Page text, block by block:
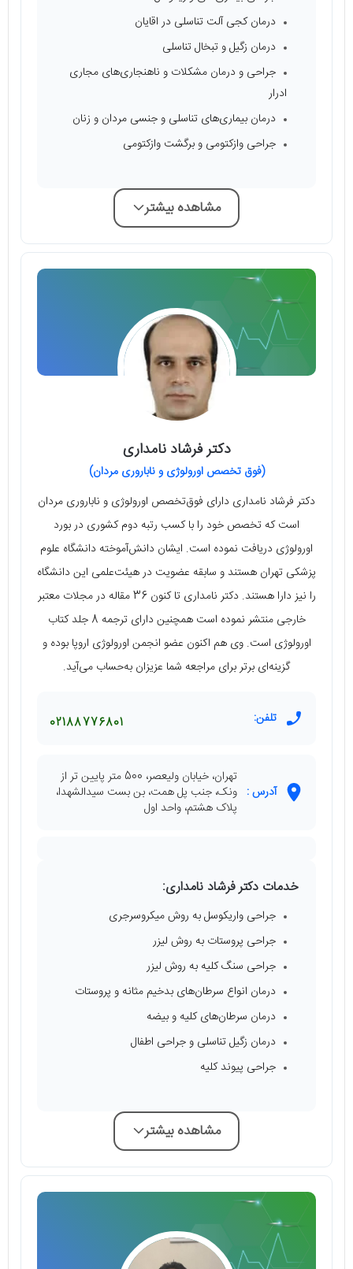
درمان کجی آلت تناسلی در اقایان
درمان زگیل و تبخال تناسلی
جراحی و درمان مشکلات و ناهنجاری‌های مجاری
ادرار
درمان بیماری‌های تناسلی و جنسی مردان و زنان
جراحی وازکتومی و برگشت وازکتومی
مشاهده بیشتر
دکتر فرشاد نامداری
(فوق تخصص اورولوژی و ناباروری مردان)
دکتر فرشاد نامداری دارای فوق‌تخصص اورولوژی و ناباروری مردان
است که تخصص خود را با کسب رتبه دوم کشوری در بورد
اورولوژی دریافت نموده است. ایشان دانش‌آموخته دانشگاه علوم
پزشکی تهران هستند و سابقه عضویت در هیئت‌علمی این دانشگاه
را نیز دارا هستند. دکتر نامداری تا کنون 36 مقاله در مجلات معتبر
خارجی منتشر نموده است همچنین دارای ترجمه 8 جلد کتاب
اورولوژی است. وی هم اکنون عضو انجمن اورولوژی اروپا بوده و
گزینه‌ای برتر برای مراجعه شما عزیزان به‌حساب می‌آید.
تلفن: 02188776801
آدرس :
تهران، خیابان ولیعصر، 500 متر پایین‌ تر از
ونک، جنب پل همت، بن بست سیدالشهدا،
پلاک هشتم، واحد اول
خدمات دکتر فرشاد نامداری:
جراحی واریکوسل به روش میکروسرجری
جراحی پروستات به روش لیزر
جراحی سنگ کلیه به روش لیزر
درمان انواع سرطان‌های بدخیم مثانه و پروستات
درمان سرطان‌های کلیه و بیضه
درمان زگیل تناسلی و جراحی اطفال
جراحی پیوند کلیه
مشاهده بیشتر